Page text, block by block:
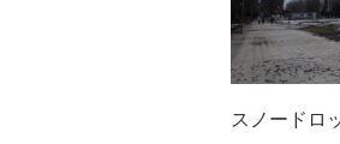
スノードロ